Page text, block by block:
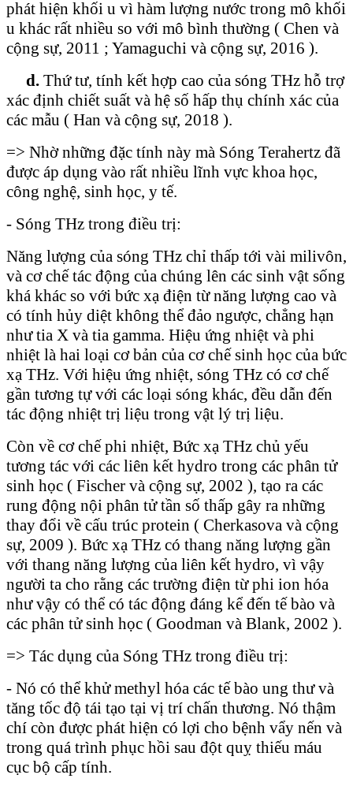
phát hiện khối u vì hàm lượng nước trong mô khối
u khác rất nhiều so với mô bình thường ( Chen và
cộng sự, 2011 ; Yamaguchi và cộng sự, 2016 ).
d. Thứ tư, tính kết hợp cao của sóng THz hỗ trợ
xác định chiết suất và hệ số hấp thụ chính xác của
các mẫu ( Han và cộng sự, 2018 ).
=> Nhờ những đặc tính này mà Sóng Terahertz đã
được áp dụng vào rất nhiều lĩnh vực khoa học,
công nghệ, sinh học, y tế.
- Sóng THz trong điều trị:
Năng lượng của sóng THz chỉ thấp tới vài milivôn,
và cơ chế tác động của chúng lên các sinh vật sống
khá khác so với bức xạ điện từ năng lượng cao và
có tính hủy diệt không thể đảo ngược, chẳng hạn
như tia X và tia gamma. Hiệu ứng nhiệt và phi
nhiệt là hai loại cơ bản của cơ chế sinh học của bức
xạ THz. Với hiệu ứng nhiệt, sóng THz có cơ chế
gần tương tự với các loại sóng khác, đều dẫn đến
tác động nhiệt trị liệu trong vật lý trị liệu.
Còn về cơ chế phi nhiệt, Bức xạ THz chủ yếu
tương tác với các liên kết hydro trong các phân tử
sinh học ( Fischer và cộng sự, 2002 ), tạo ra các
rung động nội phân tử tần số thấp gây ra những
thay đổi về cấu trúc protein ( Cherkasova và cộng
sự, 2009 ). Bức xạ THz có thang năng lượng gần
với thang năng lượng của liên kết hydro, vì vậy
người ta cho rằng các trường điện từ phi ion hóa
như vậy có thể có tác động đáng kể đến tế bào và
các phân tử sinh học ( Goodman và Blank, 2002 ).
=> Tác dụng của Sóng THz trong điều trị:
- Nó có thể khử methyl hóa các tế bào ung thư và
tăng tốc độ tái tạo tại vị trí chấn thương. Nó thậm
chí còn được phát hiện có lợi cho bệnh vẩy nến và
trong quá trình phục hồi sau đột quỵ thiếu máu
cục bộ cấp tính.